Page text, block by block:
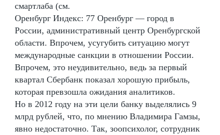
смартлаба (см.
Оренбург Индекс: 77 Оренбург — город в
России, административный центр Оренбургской
области. Впрочем, усугубить ситуацию могут
международные санкции в отношении России.
Впрочем, это неудивительно, ведь за первый
квартал Сбербанк показал хорошую прибыль,
которая превзошла ожидания аналитиков.
Но в 2012 году на эти цели банку выделялись 9
млрд рублей, что, по мнению Владимира Гамзы,
явно недостаточно. Так, зоопсихолог, сотрудник